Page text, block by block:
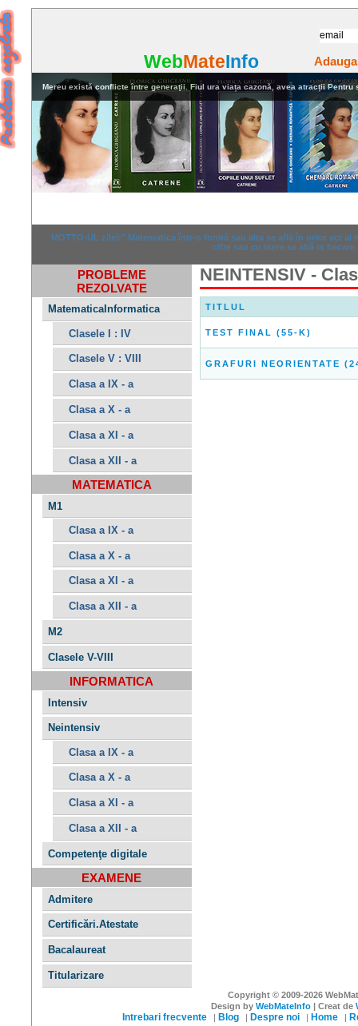
WebMateInfo
Mereu există conflicte între generaţii. Fiul ura viața cazonă, avea atracții
MOTTO-UL zilei:" Matematica într-o formă sau alta se află în orice act
cifre sau cu litere se află in fiecare
PROBLEME
REZOLVATE
MatematicaInformatica
Clasele I : IV
Clasele V : VIII
Clasa a IX - a
Clasa a X - a
Clasa a XI - a
Clasa a XII - a
MATEMATICA
M1
Clasa a IX - a
Clasa a X - a
Clasa a XI - a
Clasa a XII - a
M2
Clasele V-VIII
INFORMATICA
Intensiv
Neintensiv
Clasa a IX - a
Clasa a X - a
Clasa a XI - a
Clasa a XII - a
Competenţe digitale
EXAMENE
Admitere
Certificări.Atestate
Bacalaureat
Titularizare
NEINTENSIV -
TITLUL
TEST FINAL (55-K)
GRAFURI NEORIENTATE
Copyright © 2009-2026
Design byWebMateInfo | Creat de
Intrebari frecvente Blog Despre noi Home